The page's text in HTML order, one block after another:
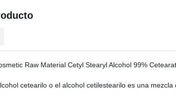
cetearilo o el alcohol cetilestearilo es una